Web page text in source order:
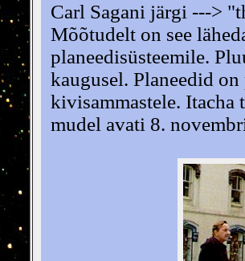
Carl Sagani järgi --->
Mõõtudelt on see
planeedisüsteemile.
kaugusel. Planeedid
kivisammastele. Itacha
mudel avati 8.